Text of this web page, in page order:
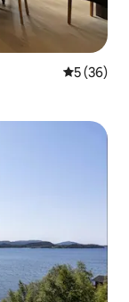
5 av 5 i
5 (36)